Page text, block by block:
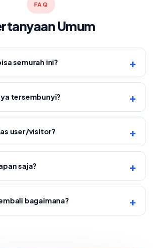
FAQ
Umum
semurah ini?
tersembunyi?
user/visitor?
saja?
bagaimana?